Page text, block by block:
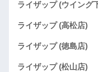
ライザップ (ウイング
ライザップ (高松店)
ライザップ (徳島店)
ライザップ (松山店)